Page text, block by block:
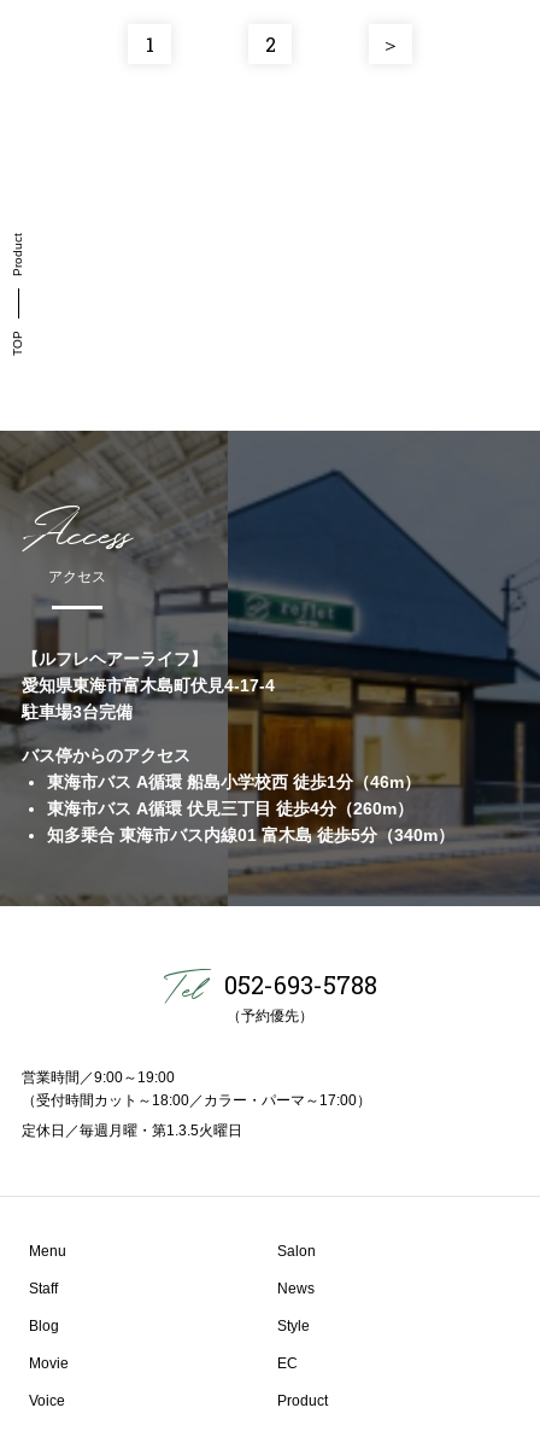
TOP
Product
1 2 ＞
Access
アクセス
【ルフレヘアーライフ】
愛知県東海市富木島町伏見4-17-4
駐車場3台完備
バス停からのアクセス
東海市バス A循環 船島小学校西 徒歩1分（46m）
東海市バス A循環 伏見三丁目 徒歩4分（260m）
知多乗合 東海市バス内線01 富木島 徒歩5分（340m）
052-693-5788
（予約優先）
営業時間／9:00～19:00
（受付時間カット～18:00／カラー・パーマ～17:00）
定休日／毎週月曜・第1.3.5火曜日
Menu Salon
Staff News
Blog Style
Movie EC
Voice Product